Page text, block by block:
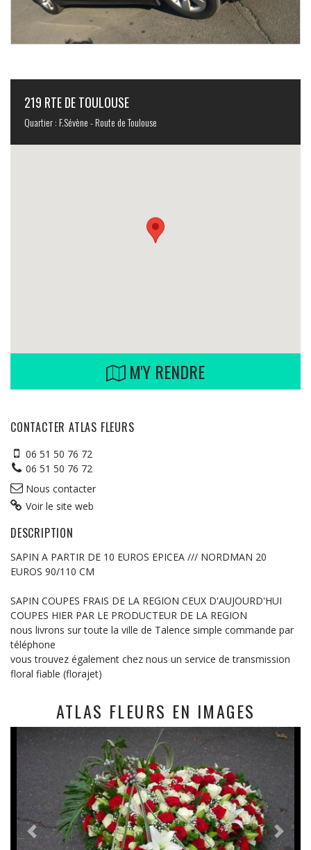
219 RTE DE TOULOUSE
Quartier : F.Sévène - Route de Toulouse
M'Y RENDRE
CONTACTER ATLAS FLEURS
06 51 50 76 72
06 51 50 76 72
Nous contacter
Voir le site web
DESCRIPTION
SAPIN A PARTIR DE 10 EUROS EPICEA /// NORDMAN 20
EUROS 90/110 CM
SAPIN COUPES FRAIS DE LA REGION CEUX D'AUJOURD'HUI
COUPES HIER PAR LE PRODUCTEUR DE LA REGION
nous livrons sur toute la ville de Talence simple commande par
téléphone
vous trouvez également chez nous un service de transmission
floral fiable (florajet)
ATLAS FLEURS EN IMAGES